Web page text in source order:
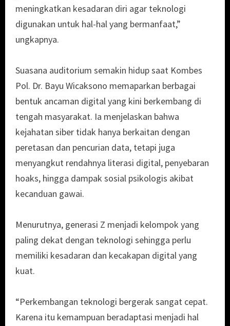
meningkatkan kesadaran diri agar teknologi
digunakan untuk hal-hal yang bermanfaat,”
ungkapnya.
Suasana auditorium semakin hidup saat Kombes
Pol. Dr. Bayu Wicaksono memaparkan berbagai
bentuk ancaman digital yang kini berkembang di
tengah masyarakat. Ia menjelaskan bahwa
kejahatan siber tidak hanya berkaitan dengan
peretasan dan pencurian data, tetapi juga
menyangkut rendahnya literasi digital, penyebaran
hoaks, hingga dampak sosial psikologis akibat
kecanduan gawai.
Menurutnya, generasi Z menjadi kelompok yang
paling dekat dengan teknologi sehingga perlu
memiliki kesadaran dan kecakapan digital yang
kuat.
“Perkembangan teknologi bergerak sangat cepat.
Karena itu kemampuan beradaptasi menjadi hal